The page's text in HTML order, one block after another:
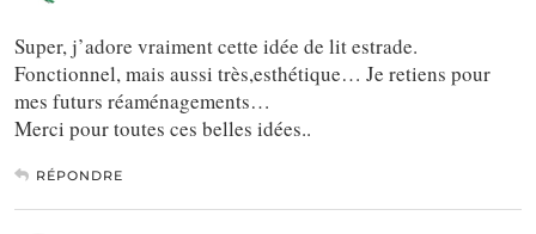
Super, j’adore vraiment cette idée de lit estrade.
Fonctionnel, mais aussi très,esthétique… Je retiens pour
mes futurs réaménagements…
Merci pour toutes ces belles idées..
RÉPONDRE